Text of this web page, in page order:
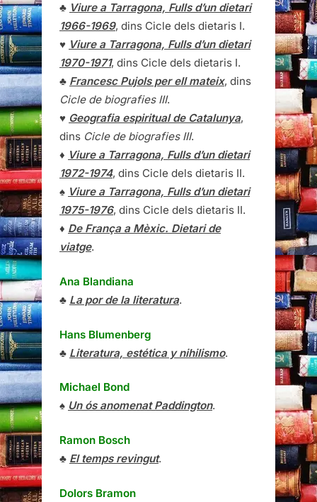
♣ Viure a Tarragona, Fulls d’un dietari
1966-1969, dins Cicle dels dietaris I.
♥ Viure a Tarragona, Fulls d’un dietari
1970-1971, dins Cicle dels dietaris I.
♣ Francesc Pujols per ell mateix, dins
Cicle de biografies III.
♥ Geografia espiritual de Catalunya,
dins Cicle de biografies III.
♦ Viure a Tarragona, Fulls d’un dietari
1972-1974, dins Cicle dels dietaris II.
♠ Viure a Tarragona, Fulls d’un dietari
1975-1976, dins Cicle dels dietaris II.
♦ De França a Mèxic. Dietari de
viatge.
Ana Blandiana
♣ La por de la literatura.
Hans Blumenberg
♣ Literatura, estética y nihilismo.
Michael Bond
♠ Un ós anomenat Paddington.
Ramon Bosch
♣ El temps revingut.
Dolors Bramon